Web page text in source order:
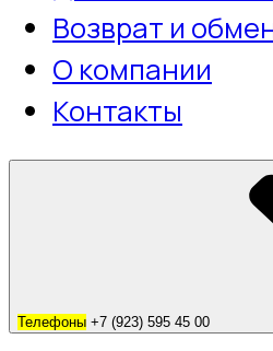
Возврат и
О компании
Контакты
Телефоны +7 (923) 595 45 00